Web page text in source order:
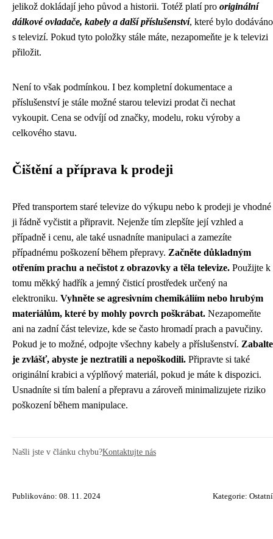
jelikož dokládají jeho původ a historii. Totéž platí pro originální
dálkové ovladače, kabely a další příslušenství, které bylo dodáváno
s televizí. Pokud tyto položky stále máte, nezapomeňte je k televizi
přiložit.
Není to však podmínkou. I bez kompletní dokumentace a
příslušenství je stále možné starou televizi prodat či nechat
vykoupit. Cena se odvíjí od značky, modelu, roku výroby a
celkového stavu.
Čištění a příprava k prodeji
Před transportem staré televize do výkupu nebo k prodeji je vhodné
ji řádně vyčistit a připravit. Nejenže tím zlepšíte její vzhled a
případně i cenu, ale také usnadníte manipulaci a zamezíte
případnému poškození během přepravy. Začněte důkladným
otřením prachu a nečistot z obrazovky a těla televize. Použijte k
tomu měkký hadřík a jemný čisticí prostředek určený na
elektroniku. Vyhněte se agresivním chemikáliím nebo hrubým
materiálům, které by mohly povrch poškrábat. Nezapomeňte
ani na zadní část televize, kde se často hromadí prach a pavučiny.
Pokud je to možné, odpojte všechny kabely a příslušenství. Zabalte
je zvlášť, abyste je neztratili a nepoškodili. Připravte si také
originální krabici a výplňový materiál, pokud je máte k dispozici.
Usnadníte si tím balení a přepravu a zároveň minimalizujete riziko
poškození během manipulace.
Našli jste v článku chybu?Kontaktujte nás
Publikováno: 08. 11. 2024 Kategorie: Ostatní